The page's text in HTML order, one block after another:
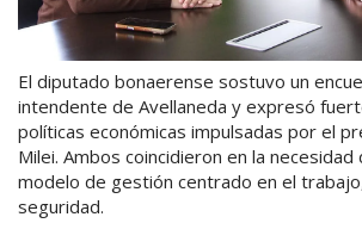
El diputado bonaerense sostuvo un
intendente de Avellaneda y expresó
políticas económicas impulsadas por el
Milei. Ambos coincidieron en la
modelo de gestión centrado en el
seguridad.